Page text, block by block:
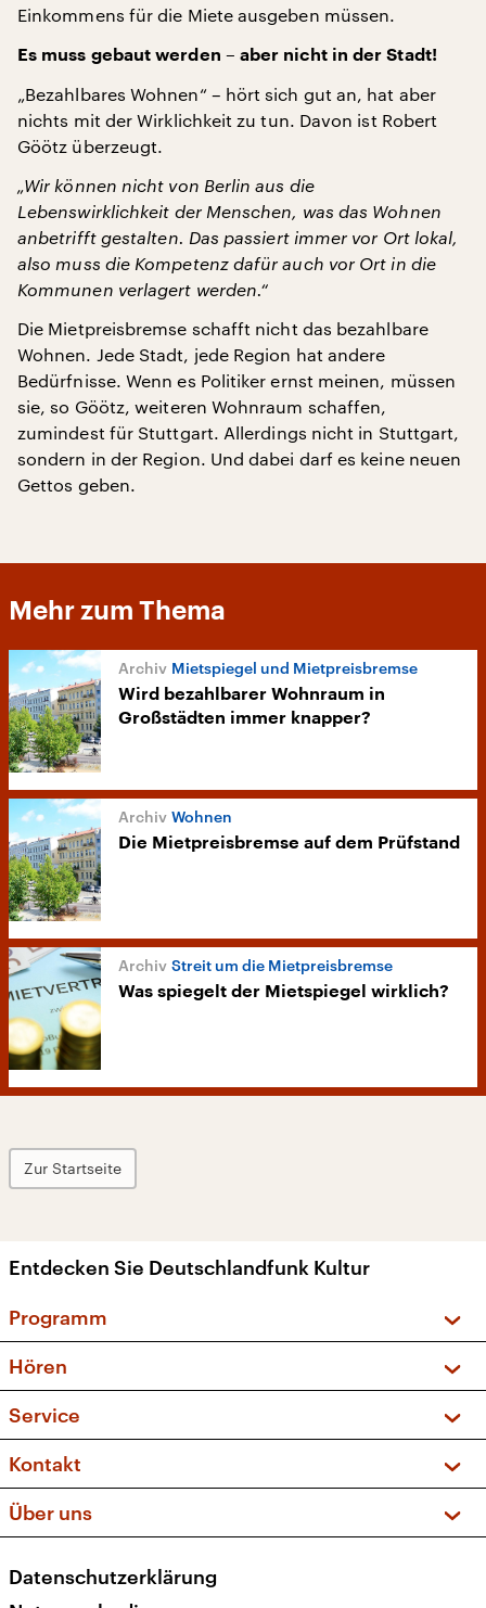
Einkommens für die Miete ausgeben müssen.
Es muss gebaut werden – aber nicht in der Stadt!
„Bezahlbares Wohnen“ – hört sich gut an, hat aber
nichts mit der Wirklichkeit zu tun. Davon ist Robert
Göötz überzeugt.
„Wir können nicht von Berlin aus die
Lebenswirklichkeit der Menschen, was das Wohnen
anbetrifft gestalten. Das passiert immer vor Ort lokal,
also muss die Kompetenz dafür auch vor Ort in die
Kommunen verlagert werden.“
Die Mietpreisbremse schafft nicht das bezahlbare
Wohnen. Jede Stadt, jede Region hat andere
Bedürfnisse. Wenn es Politiker ernst meinen, müssen
sie, so Göötz, weiteren Wohnraum schaffen,
zumindest für Stuttgart. Allerdings nicht in Stuttgart,
sondern in der Region. Und dabei darf es keine neuen
Gettos geben.
Mehr zum Thema
Mietspiegel und Mietpreisbremse
Wird bezahlbarer Wohnraum in
Großstädten immer knapper?
Wohnen
Die Mietpreisbremse auf dem Prüfstand
Streit um die Mietpreisbremse
Was spiegelt der Mietspiegel wirklich?
Zur Startseite
Entdecken Sie Deutschlandfunk Kultur
Programm
Sendungen und Podcasts
Musikliste
Kakadu – Das Kinderprogramm
Hören
Frequenzen (UKW + DAB+)
Service
FAQ
Apps
Newsletter
Veranstaltungen
Kontakt
Social Media
Über uns
Presse
Datenschutzerklärung